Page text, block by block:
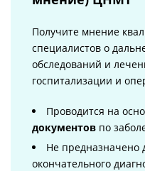
Получите мнение
специалистов о
обследований и
госпитализации и
Проводится на
документов по
Не предназначено
окончательного